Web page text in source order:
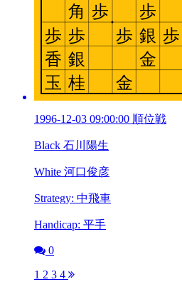
1996-12-03 09:00:00 順位戦
Black 石川陽生
White 河口俊彦
Strategy: 中飛車
Handicap: 平手
0
1 2 3 4